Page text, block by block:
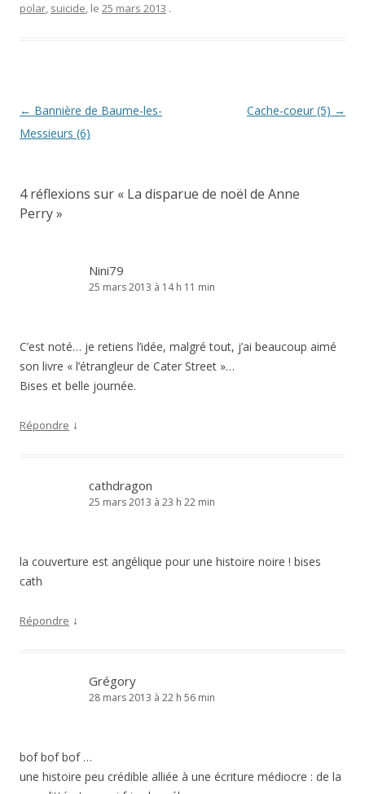
polar, suicide, le 25 mars 2013 .
Navigation
des
← Bannière de Baume-les-
Messieurs (6)
Cache-coeur (5) →
4 réflexions sur « La disparue de noël de Anne
Perry»
Nini79
25 mars 2013 à 14 h 11 min
C’est noté… je retiens l’idée, malgré tout, j’ai beaucoup aimé
son livre « l’étrangleur de Cater Street »…
Bises et belle journée.
Répondre ↓
cathdragon
25 mars 2013 à 23 h 22 min
la couverture est angélique pour une histoire noire ! bises
cath
Répondre ↓
Grégory
28 mars 2013 à 22 h 56 min
bof bof bof …
une histoire peu crédible alliée à une écriture médiocre : de la